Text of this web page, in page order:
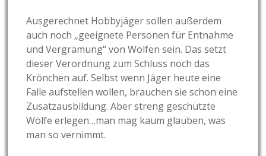
Ausgerechnet Hobbyjäger sollen außerdem
auch noch „geeignete Personen für Entnahme
und Vergrämung“ von Wölfen sein. Das setzt
dieser Verordnung zum Schluss noch das
Krönchen auf. Selbst wenn Jäger heute eine
Falle aufstellen wollen, brauchen sie schon eine
Zusatzausbildung. Aber streng geschützte
Wölfe erlegen…man mag kaum glauben, was
man so vernimmt.